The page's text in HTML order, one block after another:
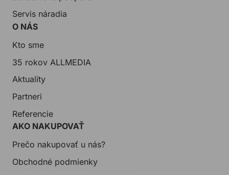
Servis náradia
O NÁS
Kto sme
35 rokov ALLMEDIA
Aktuality
Partneri
Referencie
AKO NAKUPOVAŤ
Prečo nakupovať u nás?
Obchodné podmienky